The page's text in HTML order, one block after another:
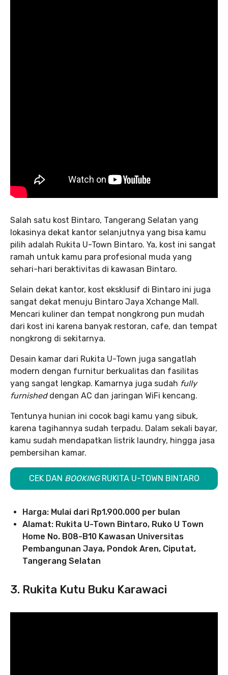
Salah satu kost Bintaro, Tangerang Selatan yang
lokasinya dekat kantor selanjutnya yang bisa kamu
pilih adalah Rukita U-Town Bintaro. Ya, kost ini sangat
ramah untuk kamu para profesional muda yang
sehari-hari beraktivitas di kawasan Bintaro.
Selain dekat kantor, kost eksklusif di Bintaro ini juga
sangat dekat menuju Bintaro Jaya Xchange Mall.
Mencari kuliner dan tempat nongkrong pun mudah
dari kost ini karena banyak restoran, cafe, dan tempat
nongkrong di sekitarnya.
Desain kamar dari Rukita U-Town juga sangatlah
modern dengan furnitur berkualitas dan fasilitas
yang sangat lengkap. Kamarnya juga sudah fully
furnisheddengan AC dan jaringan WiFi kencang.
Tentunya hunian ini cocok bagi kamu yang sibuk,
karena tagihannya sudah terpadu. Dalam sekali bayar,
kamu sudah mendapatkan listrik laundry, hingga jasa
pembersihan kamar.
CEK DAN BOOKINGRUKITA U-TOWN BINTARO
Harga: Mulai dari Rp1.900.000 per bulan
Alamat: Rukita U-Town Bintaro, Ruko U Town
Home No. B08-B10 Kawasan Universitas
Pembangunan Jaya, Pondok Aren, Ciputat,
Tangerang Selatan
3. Rukita Kutu Buku Karawaci